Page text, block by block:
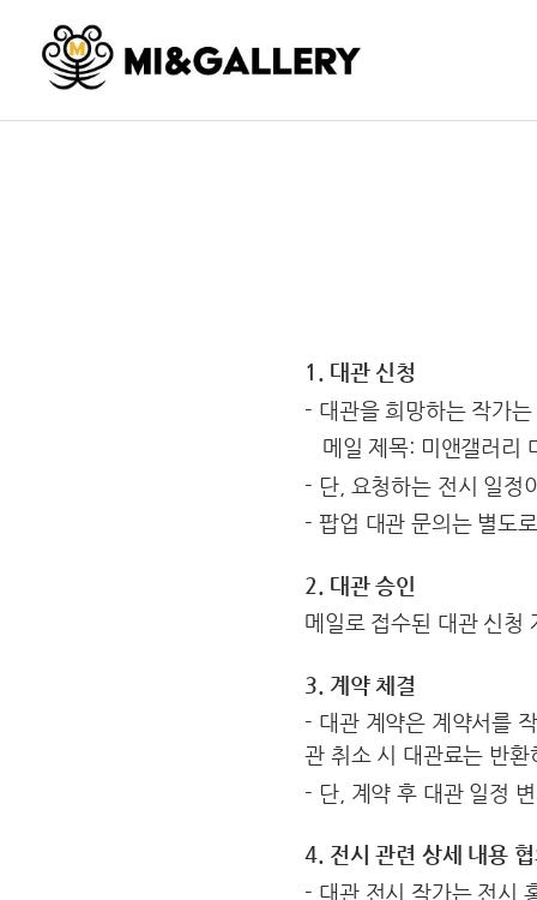
1. 대관 신청
- 대관을 희망하는 작가
메일 제목: 미앤갤러리
- 단, 요청하는 전시 일정
- 팝업 대관 문의는 별도
2. 대관 승인
메일로 접수된 대관 신청
3. 계약 체결
- 대관 계약은 계약서를
관 취소 시 대관료는 반환
- 단, 계약 후 대관 일정
4. 전시 관련 상세 내용
- 대관 전시 작가는 전시